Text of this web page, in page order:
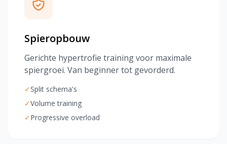
Spieropbouw
Gerichte hypertrofie training voor maximale
spiergroei. Van beginner tot gevorderd.
✓Split schema's
✓Volume training
✓Progressive overload